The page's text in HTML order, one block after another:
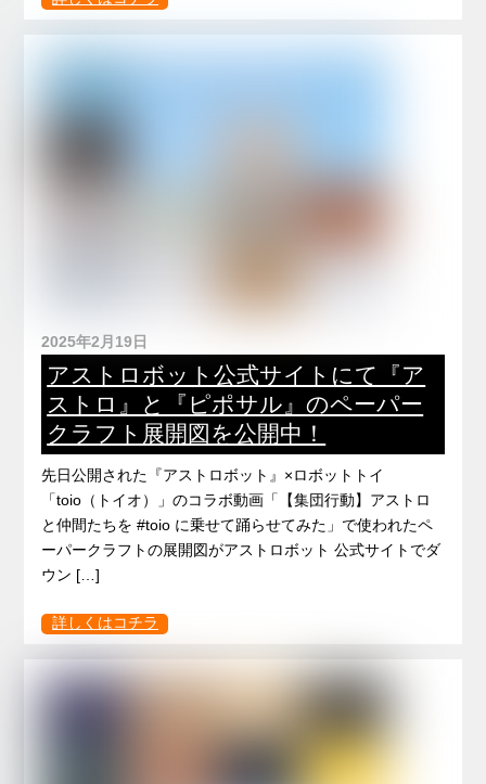
2025年2月19日
アストロボット公式サイトにて『ア
ストロ』と『ピポサル』のペーパー
クラフト展開図を公開中！
先日公開された『アストロボット』×ロボットトイ
「toio（トイオ）」のコラボ動画「【集団行動】アストロ
と仲間たちを #toio に乗せて踊らせてみた」で使われたペ
ーパークラフトの展開図がアストロボット 公式サイトでダ
ウン […]
詳しくはコチラ